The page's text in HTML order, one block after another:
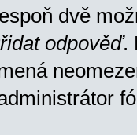
dvě
odpověď.